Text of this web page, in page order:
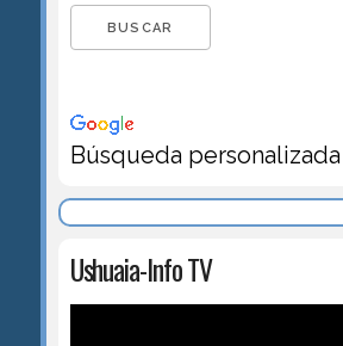
Búsqueda personalizada
Ushuaia-Info TV